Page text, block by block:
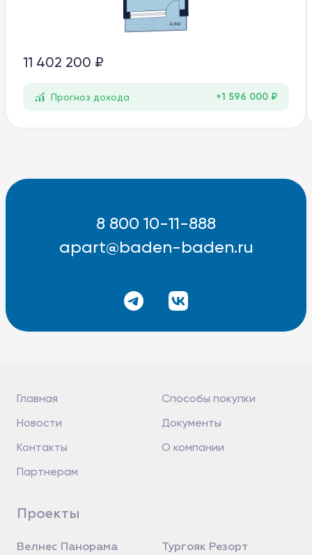
11 402 200 ₽
Прогноз дохода +1 596 000 ₽
8 800 10-11-888
apart@baden-baden.ru
Главная
Способы покупки
Новости
Документы
Контакты
О компании
Партнерам
Проекты
Велнес Панорама Тургояк Резорт